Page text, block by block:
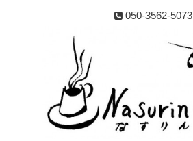
050-3562-5073